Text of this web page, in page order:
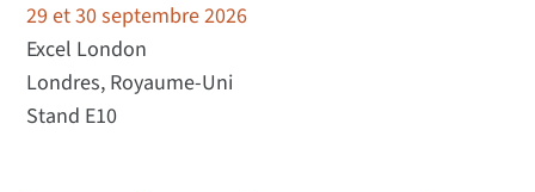
29 et 30 septembre 2026
Excel London
Londres, Royaume-Uni
Stand E10